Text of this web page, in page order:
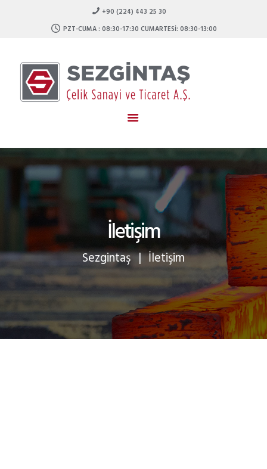
+90 (224) 443 25 30
PZT-CUMA : 08:30-17:30 CUMARTESI: 08:30-13:00
İletişim
Sezgintaş İletişim
KURUMSAL
ÜRÜNLERIMIZ
TEKNIK BILGILER
İLETIŞIM